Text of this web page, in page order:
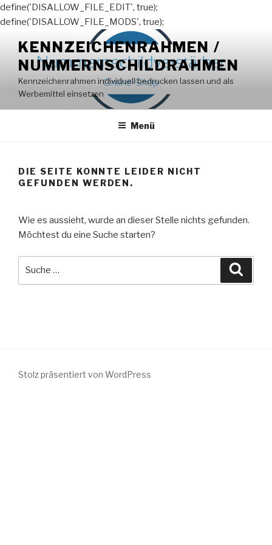
define('DISALLOW_FILE_EDIT', true);
define('DISALLOW_FILE_MODS', true);
Inhalt
springen
KENNZEICHENRAHMEN /
NUMMERNSCHILDRAHMEN
Kennzeichenrahmen individuell bedrucken lassen und als
Werbemittel einsetzen
Menü
DIE SEITE KONNTE LEIDER NICHT
GEFUNDEN WERDEN.
Wie es aussieht, wurde an dieser Stelle nichts gefunden.
Möchtest du eine Suche starten?
Stolz präsentiert von WordPress